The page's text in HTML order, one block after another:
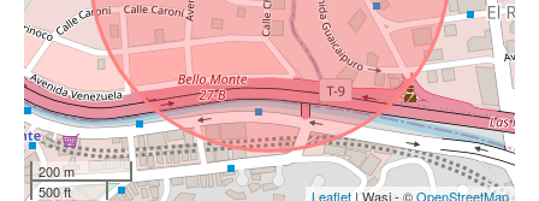
200 m
500 ft
Leaflet | Wasi - ©OpenStreetMap